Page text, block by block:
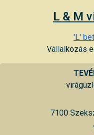
L & M
'L'
Vállalkozás
7100